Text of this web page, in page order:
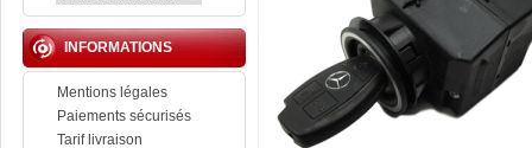
INFORMATIONS
Mentions légales
Paiements sécurisés
Tarif livraison